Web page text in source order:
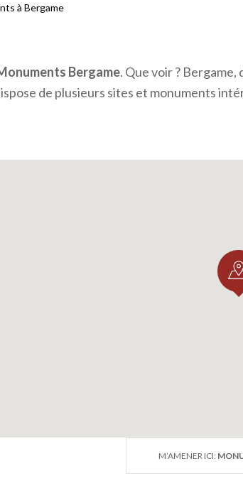
à Bergame
Bergame. Que voir ?
de plusieurs sites et monuments
M’AMENER ICI: